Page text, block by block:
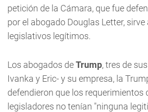
petición de la Cámara, que fue
por el abogado Douglas Letter, sirve
legislativos legítimos.
Los abogados deTrump, tres de
Ivanka y Eric- y su empresa, la
defendieron que los requerimientos
legisladores no tenían "ninguna